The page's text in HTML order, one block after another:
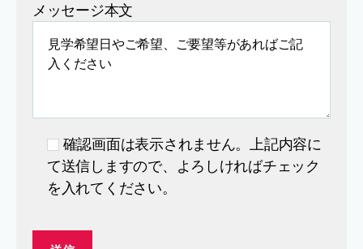
メッセージ本文
確認画面は表示されません。上記内容に
て送信しますので、よろしければチェック
を入れてください。